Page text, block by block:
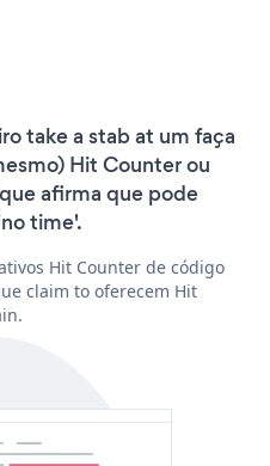
take a stab at um faça
Hit Counter ou
afirma que pode
time'.
Hit Counter de código
claim to oferecem Hit